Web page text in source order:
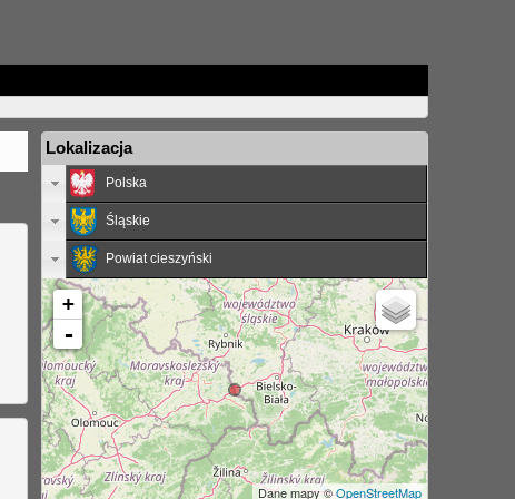
Lokalizacja
Polska
Śląskie
Powiat cieszyński
+
-
Dane mapy ©OpenStreetMap